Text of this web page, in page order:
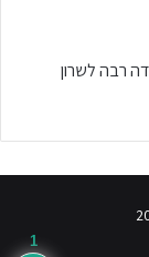
רבה לשרון
1